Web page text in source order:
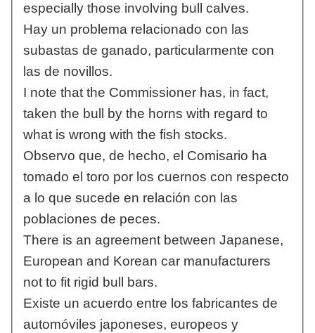
especially those involving bull calves.
Hay un problema relacionado con las
subastas de ganado, particularmente con
las de novillos.
I note that the Commissioner has, in fact,
taken the bull by the horns with regard to
what is wrong with the fish stocks.
Observo que, de hecho, el Comisario ha
tomado el toro por los cuernos con respecto
a lo que sucede en relación con las
poblaciones de peces.
There is an agreement between Japanese,
European and Korean car manufacturers
not to fit rigid bull bars.
Existe un acuerdo entre los fabricantes de
automóviles japoneses, europeos y